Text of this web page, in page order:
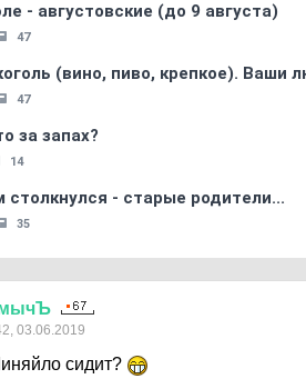
- августовские (до 9 августа)
47
(вино, пиво, крепкое). Ваши
47
за запах?
14
столкнулся - старые родители...
35
03.06.2019
сидит?